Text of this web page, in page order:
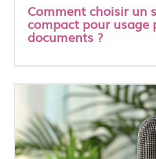
Comment choisir un
compact pour usage
documents ?